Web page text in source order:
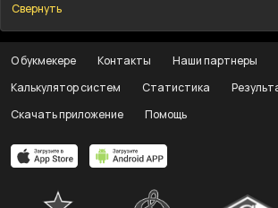
Свернуть
О букмекере Контакты Наши партнеры
Калькулятор систем
Статистика
Скачать приложение
Помощь